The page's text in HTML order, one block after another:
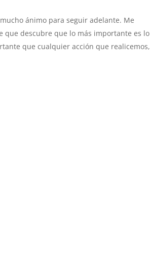
ánimo para seguir adelante. Me
que descubre que lo más importante es lo
que cualquier acción que realicemos,